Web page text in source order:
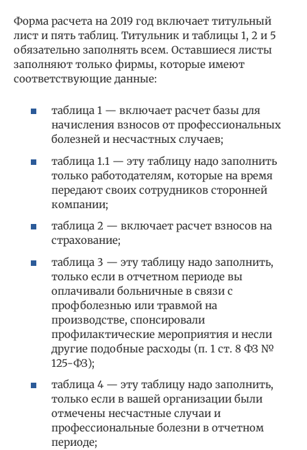
Форма расчета на 2019 год включает титульный
лист и пять таблиц. Титульник и таблицы 1, 2 и 5
обязательно заполнять всем. Оставшиеся листы
заполняют только фирмы, которые имеют
соответствующие данные:
таблица 1 — включает расчет базы для
начисления взносов от профессиональных
болезней и несчастных случаев;
таблица 1.1 — эту таблицу надо заполнить
только работодателям, которые на время
передают своих сотрудников сторонней
компании;
таблица 2 — включает расчет взносов на
страхование;
таблица 3 — эту таблицу надо заполнить,
только если в отчетном периоде вы
оплачивали больничные в связи с
профболезнью или травмой на
производстве, спонсировали
профилактические мероприятия и несли
другие подобные расходы (п. 1 ст. 8 ФЗ №
125-ФЗ);
таблица 4 — эту таблицу надо заполнить,
только если в вашей организации были
отмечены несчастные случаи и
профессиональные болезни в отчетном
периоде;